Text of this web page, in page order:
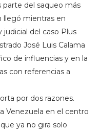
parte del saqueo más
llegó mientras en
del caso Plus
José Luis Calama
de influencias y en la
con referencias a
por dos razones.
Venezuela en el centro
ya no gira solo